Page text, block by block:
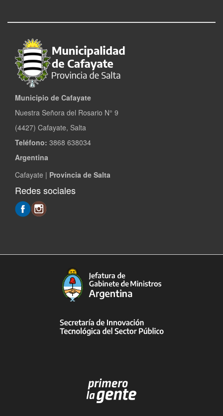
Municipio de Cafayate
Nuestra Señora del Rosario N° 9
(4427) Cafayate, Salta
Teléfono: 3868 638034
Argentina
Cafayate | Provincia de Salta
Redes sociales